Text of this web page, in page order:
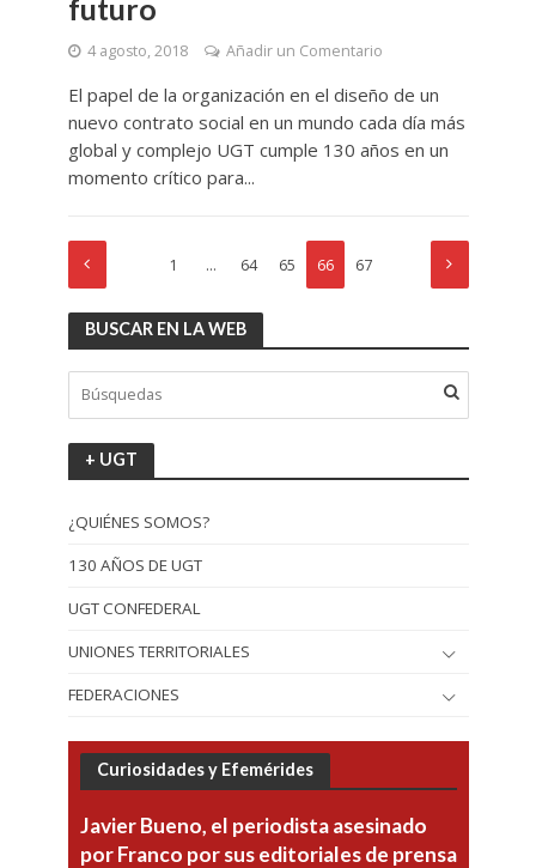
futuro
4 agosto, 2018 Añadir un Comentario
El papel de la organización en el diseño de un
nuevo contrato social en un mundo cada día más
global y complejo UGT cumple 130 años en un
momento crítico para...
1 … 64 65 66 67
BUSCAR EN LA WEB
+ UGT
¿QUIÉNES SOMOS?
130 AÑOS DE UGT
UGT CONFEDERAL
UNIONES TERRITORIALES
FEDERACIONES
Curiosidades y Efemérides
Javier Bueno, el periodista asesinado
por Franco por sus editoriales de prensa